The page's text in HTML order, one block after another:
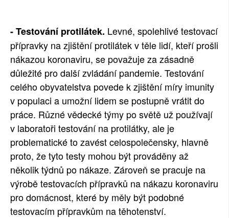
RUBRIKY
PLNÁ VERZE STRÁNEK
- Testování protilátek. Levné, spolehlivé testovací
přípravky na zjištění protilátek v těle lidí, kteří prošli
nákazou koronaviru, se považuje za zásadně
důležité pro další zvládání pandemie. Testování
celého obyvatelstva povede k zjištění míry imunity
v populaci a umožní lidem se postupně vrátit do
práce. Různé vědecké týmy po světě už používají
v laboratoři testování na protilátky, ale je
problematické to zavést celospolečensky, hlavně
proto, že tyto testy mohou být prováděny až
několik týdnů po nákaze. Zároveň se pracuje na
výrobě testovacích přípravků na nákazu koronaviru
pro domácnost, které by měly být podobné
testovacím přípravkům na těhotenství.